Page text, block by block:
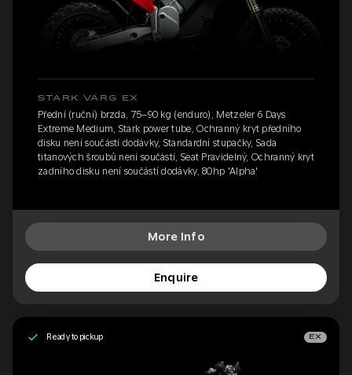
STARK VARG EX
Přední (ruční) brzda, 75–90 kg (enduro), Metzeler 6 Days
Extreme Medium, Stark power tube, Ochranný kryt předního
disku není součástí dodávky, Standardní stupačky, Sada
titanových šroubů není součástí, Seat Pravidelný, Ochranný kryt
zadního disku není součástí dodávky, 80hp 'Alpha'
More Info
Enquire
Ready to pickup EX